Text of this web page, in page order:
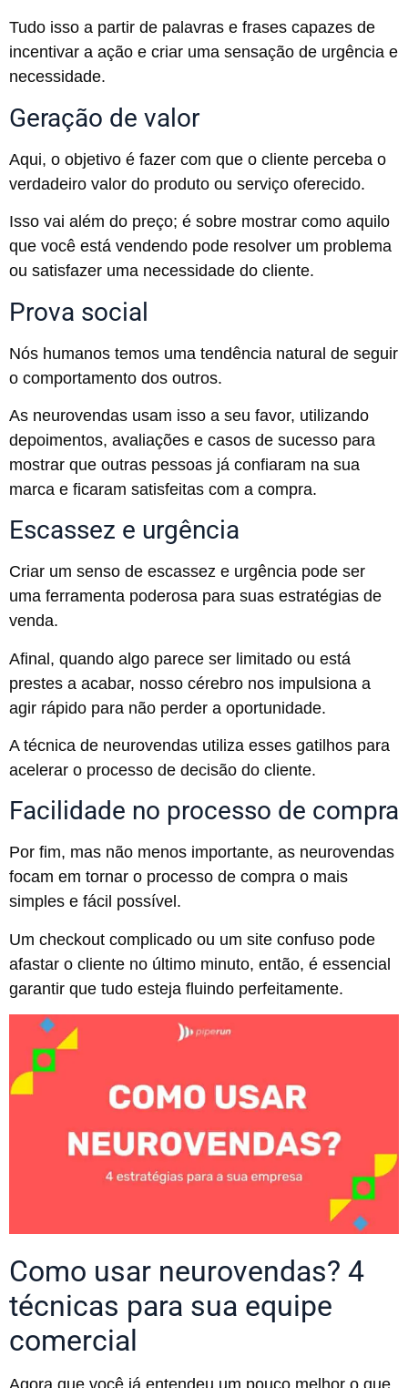
Tudo isso a partir de palavras e frases capazes de
incentivar a ação e criar uma sensação de urgência e
necessidade.
Geração de valor
Aqui, o objetivo é fazer com que o cliente perceba o
verdadeiro valor do produto ou serviço oferecido.
Isso vai além do preço; é sobre mostrar como aquilo
que você está vendendo pode resolver um problema
ou satisfazer uma necessidade do cliente.
Prova social
Nós humanos temos uma tendência natural de seguir
o comportamento dos outros.
As neurovendas usam isso a seu favor, utilizando
depoimentos, avaliações e casos de sucesso para
mostrar que outras pessoas já confiaram na sua
marca e ficaram satisfeitas com a compra.
Escassez e urgência
Criar um senso de escassez e urgência pode ser
uma ferramenta poderosa para suas estratégias de
venda.
Afinal, quando algo parece ser limitado ou está
prestes a acabar, nosso cérebro nos impulsiona a
agir rápido para não perder a oportunidade.
A técnica de neurovendas utiliza esses gatilhos para
acelerar o processo de decisão do cliente.
Facilidade no processo de compra
Por fim, mas não menos importante, as neurovendas
focam em tornar o processo de compra o mais
simples e fácil possível.
Um checkout complicado ou um site confuso pode
afastar o cliente no último minuto, então, é essencial
garantir que tudo esteja fluindo perfeitamente.
Como usar neurovendas? 4
técnicas para sua equipe
comercial